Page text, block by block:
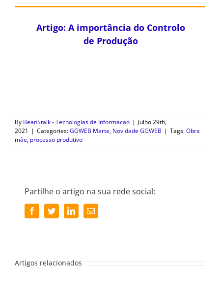
Artigo: A importância do Controlo
de Produção
By BeanStalk - Tecnologias de Informacao | Julho 29th,
2021 | Categories:GGWEB Marte, Novidade GGWEB | Tags:Obra
mãe, processo produtivo
Partilhe o artigo na sua rede social:
FacebookTwitterLinkedInEmail
(necessário
Artigos relacionados